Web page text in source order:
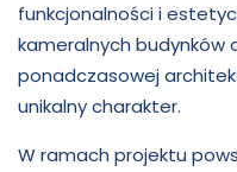
funkcjonalności i
kameralnych budynków
ponadczasowej
unikalny charakter.
W ramach projektu